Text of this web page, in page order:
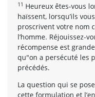
11 Heureux êtes-vous
haïssent, lorsqu’ils
proscrivent votre nom
l’homme. Réjouissez-
récompense est
qu"on a persécuté les
précédés.
La question qui se
cette formulation et